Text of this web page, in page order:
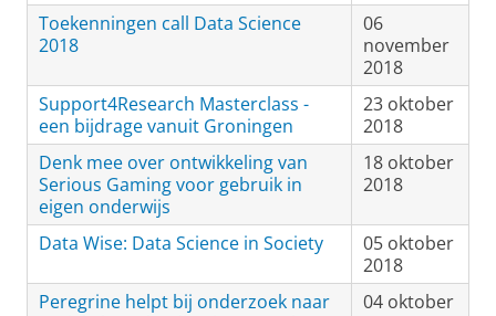
Toekenningen call Data Science
2018
06
november
2018
Support4Research Masterclass -
een bijdrage vanuit Groningen
23 oktober
2018
Denk mee over ontwikkeling van
Serious Gaming voor gebruik in
eigen onderwijs
18 oktober
2018
Data Wise: Data Science in Society
05 oktober
2018
Peregrine helpt bij onderzoek naar
04 oktober